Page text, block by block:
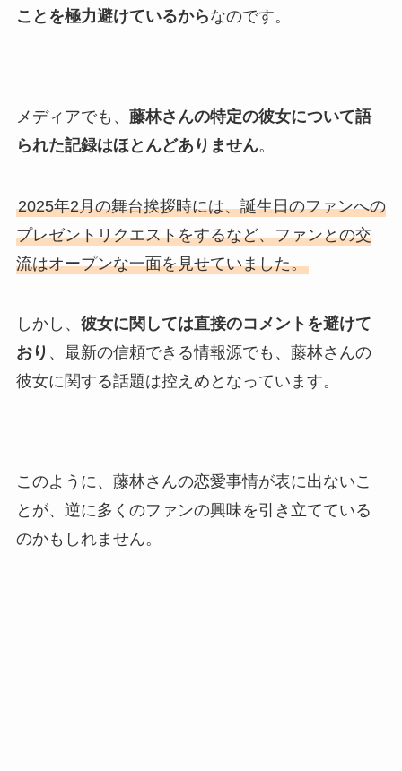
ことを極力避けているからなのです。
メディアでも、 藤林さんの特定の彼女について語
られた記録はほとんどありません。
2025年2月の舞台挨拶時には、誕生日のファンへの
プレゼントリクエストをするなど、ファンとの交
流はオープンな一面を見せていました。
しかし、 彼女に関しては直接のコメントを避けて
おり 、最新の信頼できる情報源でも、藤林さんの
彼女に関する話題は控えめとなっています。
このように、藤林さんの恋愛事情が表に出ないこ
とが、逆に多くのファンの興味を引き立てている
のかもしれません。